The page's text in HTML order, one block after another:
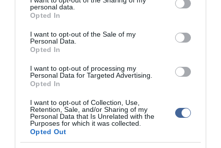
grant or deny consent to Google and its third-party tags to
use your data for below specified purposes in below Google
consent section.
personal data.
Opted In
I want to opt-out of the Sale of my
Personal Data.
Opted In
I want to opt-out of processing my
Personal Data for Targeted Advertising.
Opted In
I want to opt-out of Collection, Use,
Retention, Sale, and/or Sharing of my
Personal Data that Is Unrelated with the
Purposes for which it was collected.
Opted Out
Nem is olyan egészséges a népszerű banán?
top fórum témák:
AZ IGAZSÁG SOHA NEM KÉSŐ
JólVanna
Porvihar
Mit szólsz? Ide minden baromságot...
2022.03.29 16:06